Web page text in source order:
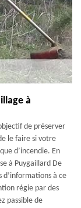
à
de préserver
le faire si votre
d’incendie. En
à Puygaillard De
d’informations à ce
régie par des
passible de